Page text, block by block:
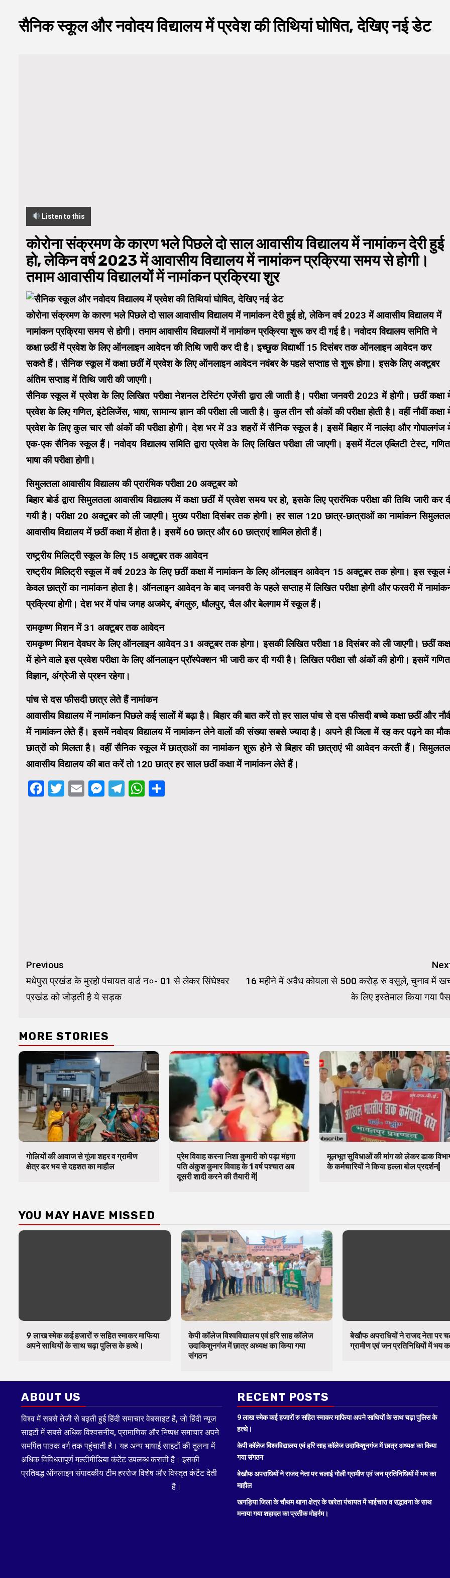
सैनिक स्कूल और नवोदय विद्यालय में प्रवेश की तिथियां घोषित, देखिए नई डेट
Listen to this
कोरोना संक्रमण के कारण भले पिछले दो साल आवासीय विद्यालय में नामांकन देरी हुई
हो, लेकिन वर्ष 2023 में आवासीय विद्यालय में नामांकन प्रक्रिया समय से होगी।
तमाम आवासीय विद्यालयों में नामांकन प्रक्रिया शुर
कोरोना संक्रमण के कारण भले पिछले दो साल आवासीय विद्यालय में नामांकन देरी हुई हो, लेकिन वर्ष 2023 में आवासीय विद्यालय में
नामांकन प्रक्रिया समय से होगी। तमाम आवासीय विद्यालयों में नामांकन प्रक्रिया शुरू कर दी गई है। नवोदय विद्यालय समिति ने
कक्षा छठीं में प्रवेश के लिए ऑनलाइन आवेदन की तिथि जारी कर दी है। इच्छुक विद्यार्थी 15 दिसंबर तक ऑनलाइन आवेदन कर
सकते हैं। सैनिक स्कूल में कक्षा छठीं में प्रवेश के लिए ऑनलाइन आवेदन नवंबर के पहले सप्ताह से शुरू होगा। इसके लिए अक्टूबर
अंतिम सप्ताह में तिथि जारी की जाएगी।
सैनिक स्कूल में प्रवेश के लिए लिखित परीक्षा नेशनल टेस्टिंग एजेंसी द्वारा ली जाती है। परीक्षा जनवरी 2023 में होगी। छठीं कक्षा
प्रवेश के लिए गणित, इंटेलिजेंस, भाषा, सामान्य ज्ञान की परीक्षा ली जाती है। कुल तीन सौ अंकों की परीक्षा होती है। वहीं नौवीं कक्षा
प्रवेश के लिए कुल चार सौ अंकों की परीक्षा होगी। देश भर में 33 शहरों में सैनिक स्कूल है। इसमें बिहार में नालंदा और गोपालगंज
एक-एक सैनिक स्कूल हैं। नवोदय विद्यालय समिति द्वारा प्रवेश के लिए लिखित परीक्षा ली जाएगी। इसमें मेंटल एब्लिटी टेस्ट,
भाषा की परीक्षा होगी।
सिमुलतला आवासीय विद्यालय की प्रारंभिक परीक्षा 20 अक्टूबर को
बिहार बोर्ड द्वारा सिमुलतला आवासीय विद्यालय में कक्षा छठीं में प्रवेश समय पर हो, इसके लिए प्रारंभिक परीक्षा की तिथि जारी कर
गयी है। परीक्षा 20 अक्टूबर को ली जाएगी। मुख्य परीक्षा दिसंबर तक होगी। हर साल 120 छात्र-छात्राओं का नामांकन
आवासीय विद्यालय में छठीं कक्षा में होता है। इसमें 60 छात्र और 60 छात्राएं शामिल होती हैं।
राष्ट्र्रीय मिलिट्री स्कूल के लिए 15 अक्टूबर तक आवेदन
राष्ट्रीय मिलिट्री स्कूल में वर्ष 2023 के लिए छठीं कक्षा में नामांकन के लिए ऑनलाइन आवेदन 15 अक्टूबर तक होगा। इस स्कूल
केवल छात्रों का नामांकन होता है। ऑनलाइन आवेदन के बाद जनवरी के पहले सप्ताह में लिखित परीक्षा होगी और फरवरी में
प्रक्रिया होगी। देश भर में पांच जगह अजमेर, बंगलुरु, धौलपुर, चैल और बेलगाम में स्कूल हैं।
रामकृष्ण मिशन में 31 अक्टूबर तक आवेदन
रामकृष्ण मिशन देवघर के लिए ऑनलाइन आवेदन 31 अक्टूबर तक होगा। इसकी लिखित परीक्षा 18 दिसंबर को ली जाएगी। छठीं
में होने वाले इस प्रवेश परीक्षा के लिए ऑनलाइन प्रॉस्पेक्शन भी जारी कर दी गयी है। लिखित परीक्षा सौ अंकों की होगी। इसमें
विज्ञान, अंग्रेजी से प्रश्न रहेगा।
पांच से दस फीसदी छात्र लेते हैं नामांकन
आवासीय विद्यालय में नामांकन पिछले कई सालों में बढ़ा है। बिहार की बात करें तो हर साल पांच से दस फीसदी बच्चे कक्षा छठीं और
में नामांकन लेते हैं। इसमें नवोदय विद्यालय में नामांकन लेने वालों की संख्या सबसे ज्यादा है। अपने ही जिला में रह कर पढ़ने का
छात्रों को मिलता है। वहीं सैनिक स्कूल में छात्राओं का नामांकन शुरू होने से बिहार की छात्राएं भी आवेदन करती हैं।
आवासीय विद्यालय की बात करें तो 120 छात्र हर साल छठीं कक्षा में नामांकन लेते हैं।
Facebook
Twitter
EmailMessenger
Telegram
WhatsApp
Continue
Reading
Previous
मधेपुरा प्रखंड के मुरहो पंचायत वार्ड न०- 01 से लेकर सिंघेश्वर
प्रखंड को जोड़ती है ये सड़क
16 महीने में अवैध कोयला से 500 करोड़ रु वसूले, चुनाव में
के लिए इस्तेमाल किया गया
MORE STORIES
गोलियों की आवाज से गूंजा शहर व ग्रामीण
क्षेत्र डर भय से दहशत का माहौल
प्रेम विवाह करना निशा कुमारी को पड़ा मंहगा
पति अंकुश कुमार विवाह के 1 वर्ष पश्चात अब
दूसरी शादी करने की तैयारी में|
मूलभूत सुविधाओं की मांग को लेकर डाक
के कर्मचारियों ने किया हल्ला बोल प्रदर्शन|
YOU MAY HAVE MISSED
9 लाख स्मेक कई हजारों रु सहित स्माकर माफिया
अपने साथियों के साथ चढ़ा पुलिस के हत्थे।
केपी कॉलेज विश्वविद्यालय एवं हरि साह कॉलेज
उदाकिशुनगंज में छात्र अध्यक्ष का किया गया
संगठन
बेखौफ अपराधियों ने राजद नेता पर
ग्रामीण एवं जन प्रतिनिधियों में भय
ABOUT US
विश्व में सबसे तेजी से बढ़ती हुई हिंदी समाचार वेबसाइट है, जो हिंदी न्यूज
साइटों में सबसे अधिक विश्वसनीय, प्रामाणिक और निष्पक्ष समाचार अपने
समर्पित पाठक वर्ग तक पहुंचाती है। यह अन्य भाषाई साइटों की तुलना में
अधिक विविधतापूर्ण मल्टीमीडिया कंटेंट उपलब्ध कराती है। इसकी
प्रतिबद्ध ऑनलाइन संपादकीय टीम हररोज विशेष और विस्तृत कंटेंट देती
है।
RECENT POSTS
9 लाख स्मेक कई हजारों रु सहित स्माकर माफिया अपने साथियों के साथ चढ़ा पुलिस के
हत्थे।
केपी कॉलेज विश्वविद्यालय एवं हरि साह कॉलेज उदाकिशुनगंज में छात्र अध्यक्ष का किया
गया संगठन
बेखौफ अपराधियों ने राजद नेता पर चलाई गोली ग्रामीण एवं जन प्रतिनिधियों में भय का
माहौल
खगड़िया जिला के चौथम थाना क्षेत्र के खरेता पंचायत में भाईचारा व सद्भावना के साथ
मनाया गया शहादत का प्रतीक मोहर्रम।